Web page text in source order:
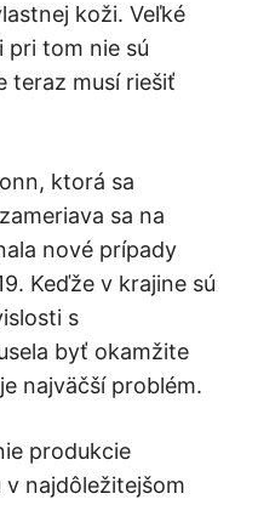
koži. Veľké
tom nie sú
teraz musí riešiť
ktorá sa
sa na
nové prípady
Keďže v krajine sú
s
byť okamžite
najväčší problém.
produkcie
najdôležitejšom